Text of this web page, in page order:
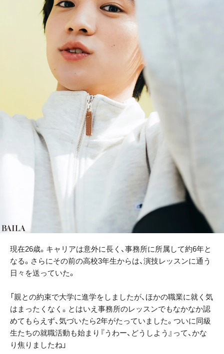
現在26歳。キャリアは意外に長く、事務所に所属して約6年と
なる。さらにその前の高校3年生からは、演技レッスンに通う
日々を送っていた。
「親との約束で大学に進学をしましたが、ほかの職業に就く気
はまったくなく。とはいえ事務所のレッスンでもなかなか認
めてもらえず、気づいたら2年がたっていました。ついに同級
生たちの就職活動も始まり『うわー、どうしよう』って、かな
り焦りましたね」